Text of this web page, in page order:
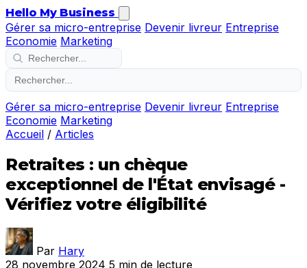
Hello My Business
Gérer sa micro-entreprise Devenir livreur Entreprise
Economie Marketing
Gérer sa micro-entreprise Devenir livreur Entreprise
Economie Marketing
Accueil / Articles
Retraites : un chèque
exceptionnel de l'État envisagé -
Vérifiez votre éligibilité
Par Hary
28 novembre 2024 5 min de lecture